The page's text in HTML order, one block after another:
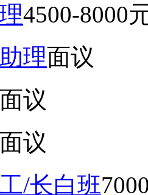
4500-8000
理面议
面议
面议
/长白班